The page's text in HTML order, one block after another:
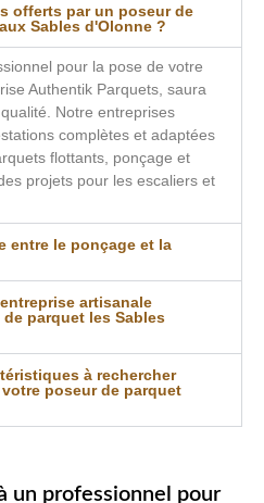
offerts par un poseur de
Sables d'Olonne ?
pour la pose de votre
Authentik Parquets, saura
Notre entreprises
complètes et adaptées
flottants, ponçage et
projets pour les escaliers et
entre le ponçage et la
artisanale
parquet les Sables
à rechercher
poseur de parquet
un professionnel pour